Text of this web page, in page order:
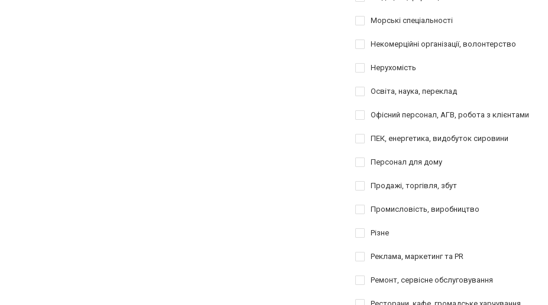
Морські спеціальності
Некомерційні організації, волонтерство
Нерухомість
Освіта, наука, переклад
Офісний персонал, АГВ, робота з клієнтами
ПЕК, енергетика, видобуток сировини
Персонал для дому
Продажі, торгівля, збут
Промисловість, виробництво
Різне
Реклама, маркетинг та PR
Ремонт, сервісне обслуговування